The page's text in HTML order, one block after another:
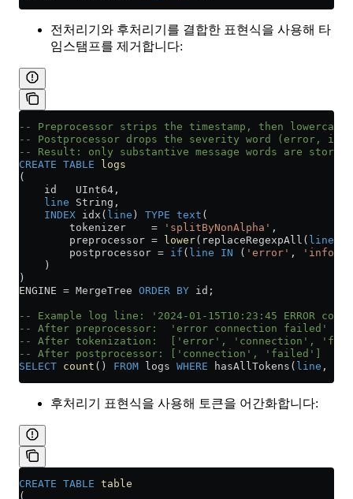
전처리기와 후처리기를 결합한 표현식을 사용해 타
임스탬프를 제거합니다:
-- Preprocessor strips the timestamp, then
-- Postprocessor drops the severity word (error,
-- Result: only substantive message words are
CREATE TABLE logs
(
    id   UInt64,
    line
String,
    INDEX
idx( line ) TYPE text (
        tokenizer
= 'splitByNonAlpha' ,
        preprocessor
= lower(replaceRegexpAll( line
        postprocessor
= if ( line IN ( 'error' , 'info'
    )
)
ENGINE = MergeTree ORDER BY id;
-- Example log line: '2024-01-15T10:23:45 ERROR
-- After preprocessor:  'error connection failed'
-- After tokenization:  ['error', 'connection',
-- After postprocessor: ['connection', 'failed']   ←
SELECT count () FROM logs WHERE hasAllTokens( line ,
후처리기 표현식을 사용해 토큰을 어간화합니다:
CREATE TABLE table
(